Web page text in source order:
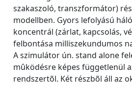
szakaszoló, transzformátor)
modellben. Gyors lefolyású
koncentrál (zárlat, kapcsolás,
felbontása milliszekundumos
A szimulátor ún. stand alone
mûködésre képes függetlenül
rendszertõl. Két részbõl áll az